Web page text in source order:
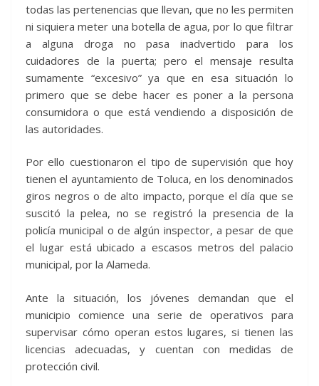
todas las pertenencias que llevan, que no les permiten
ni siquiera meter una botella de agua, por lo que filtrar
a alguna droga no pasa inadvertido para los
cuidadores de la puerta; pero el mensaje resulta
sumamente “excesivo” ya que en esa situación lo
primero que se debe hacer es poner a la persona
consumidora o que está vendiendo a disposición de
las autoridades.
Por ello cuestionaron el tipo de supervisión que hoy
tienen el ayuntamiento de Toluca, en los denominados
giros negros o de alto impacto, porque el día que se
suscitó la pelea, no se registró la presencia de la
policía municipal o de algún inspector, a pesar de que
el lugar está ubicado a escasos metros del palacio
municipal, por la Alameda.
Ante la situación, los jóvenes demandan que el
municipio comience una serie de operativos para
supervisar cómo operan estos lugares, si tienen las
licencias adecuadas, y cuentan con medidas de
protección civil.